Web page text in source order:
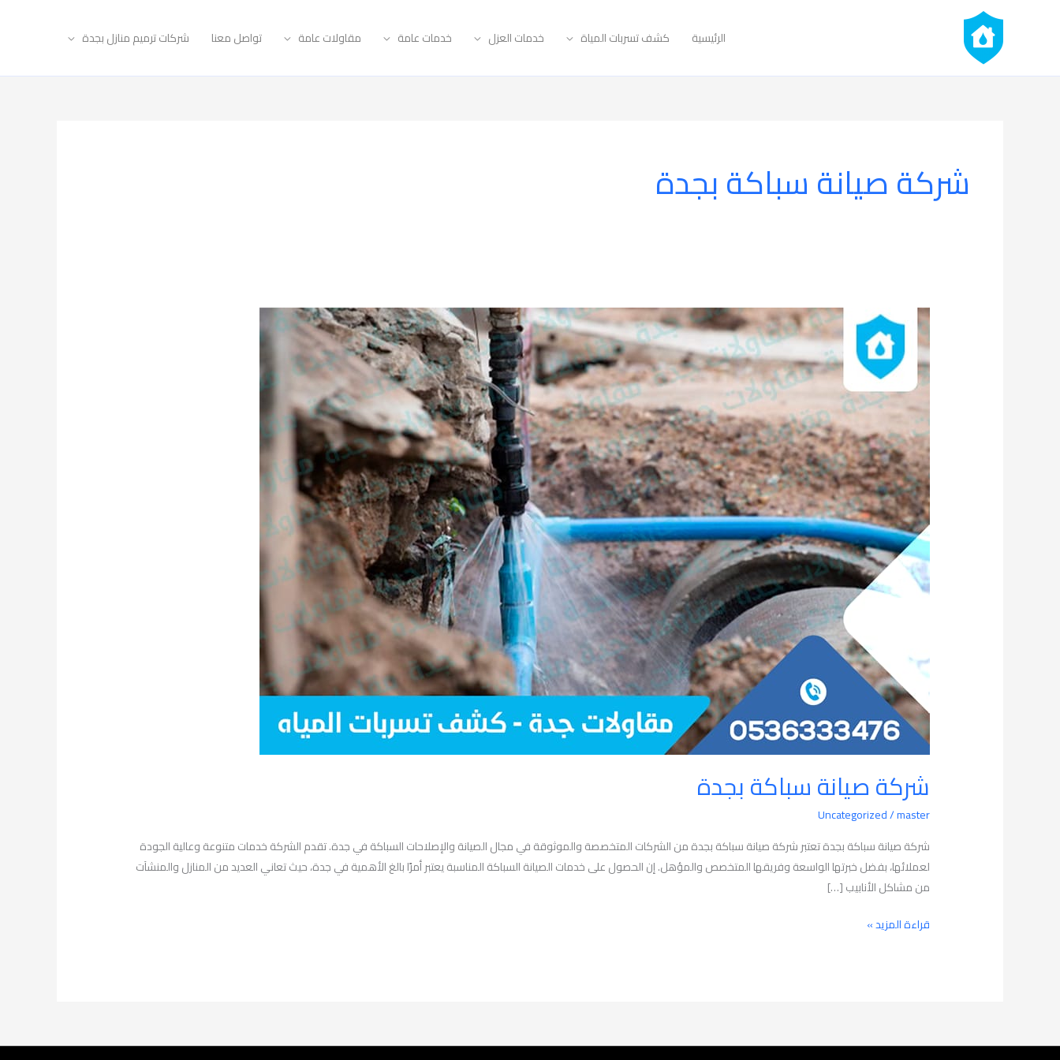
الرئيسية كشف تسربات المياة خدمات العزل خدمات عامة مقاولات عامة تواصل معنا شركات ترميم منازل بجدة
شركة صيانة سباكة بجدة
شركة صيانة سباكة بجدة
Uncategorized/master
شركة صيانة سباكة بجدة تعتبر شركة صيانة سباكة بجدة من الشركات المتخصصة والموثوقة في مجال الصيانة والإصلاحات السباكة في جدة. تقدم الشركة خدمات متنوعة وعالية الجودة
لعملائها، بفضل خبرتها الواسعة وفريقها المتخصص والمؤهل. إن الحصول على خدمات الصيانة السباكة المناسبة يعتبر أمرًا بالغ الأهمية في جدة، حيث تعاني العديد من المنازل والمنشآت
من مشاكل الأنابيب […]
شركة
صيانة
سباكة
بجدة
قراءة المزيد »